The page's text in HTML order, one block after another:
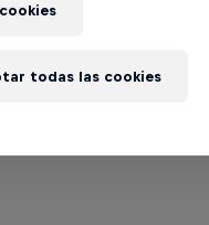
todas las cookies